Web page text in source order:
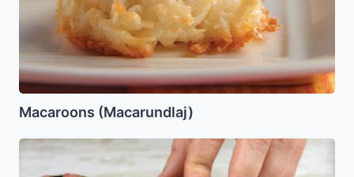
Macaroons (Macarundlaj)
Berenjena